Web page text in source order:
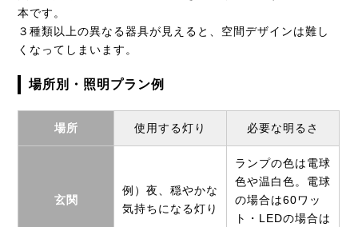
本です。
３種類以上の異なる器具が見えると、空間デザインは難し
くなってしまいます。
場所別・照明プラン例
場所 使用する灯り 必要な明るさ
玄関
例）夜、穏やかな
気持ちになる灯り
ランプの色は電球
色や温白色。電球
の場合は60ワッ
ト・LEDの場合は